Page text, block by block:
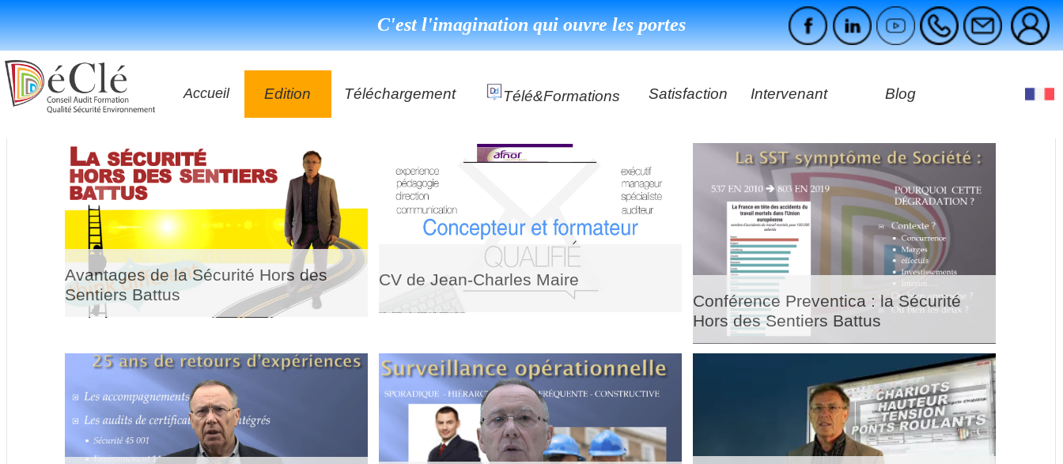
C'est l'imagination qui ouvre les portes
Accueil Edition
Les applications
DéClé Excellence Opérationnel Formation
DéClé Excellence Opérationnel Audit
Les livres
Téléchargement Télé&formations Satisfaction
Témoignages
Intervenant Blog
Avantages de la Sécurité Hors des
Sentiers Battus
CV de Jean-Charles Maire
Conférence Preventica : la Sécurité
Hors des Sentiers Battus